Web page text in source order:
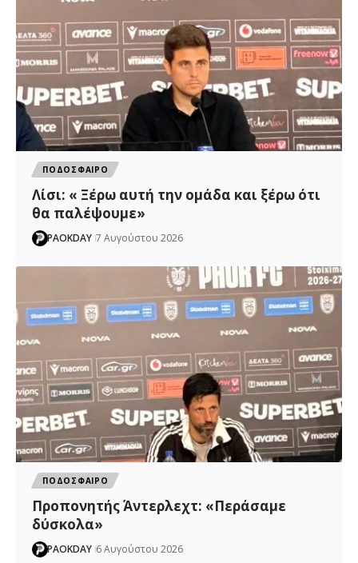
ΠΟΔΟΣΦΑΙΡΟ
Λίσι: « Ξέρω αυτή την ομάδα και ξέρω ότι
θα παλέψουμε»
PAOKDAY 7 Αυγούστου 2026
ΠΟΔΟΣΦΑΙΡΟ
Προπονητής Άντερλεχτ: «Περάσαμε
δύσκολα»
PAOKDAY 6 Αυγούστου 2026